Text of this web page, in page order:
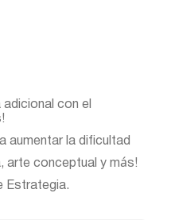
con el
aumentar la dificultad
arte conceptual y más!
Estrategia.